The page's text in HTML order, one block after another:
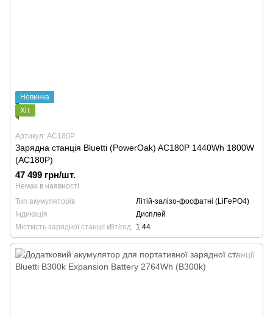
Новинка
Хіт
Артикул: AC180P
Зарядна станція Bluetti (PowerOak) AC180P 1440Wh 1800W
(AC180P)
47 499 грн/шт.
Немає в наявності
Тип акумуляторів
Літій-залізо-фосфатні (LiFePO4)
Індикація
Дисплей
Місткість зарядної станції кВт/год
1.44